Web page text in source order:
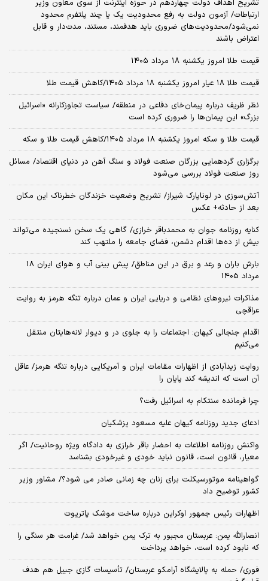
تشریح اهداف دولت چهاردهم در حوزه اینترنت از سوی معاون وزیر
ارتباطات/ آزمون دولت به رفع محدودیت یک یا چند پلتفرم محدود
نمی‌‎شود/محدودیت‌های ضروری باید هدفمند، مستند، مدت‌دار و قابل
اعتراض باشند
قیمت طلا امروز یکشنبه ۱۸ مرداد ۱۴۰۵
قیمت طلا ۱۸ عیار امروز یکشنبه ۱۸ مرداد ۱۴۰۵/کاهش قیمت طلا
نظر ظریف درباره پیمان‌خای دفاعی در منطقه/ سیاست تجاوزکارانه «اسرائیل
بزرگ» این پیمان‌ها را ضروری کرده است
قیمت طلا و سکه امروز یکشنبه ۱۸ مرداد ۱۴۰۵/کاهش قیمت طلا و سکه
برگزاری گردهمایی بزرگان صنعت فولاد و سنگ آهن در دنیای اقتصاد/ مسائل
روز صنعت فولاد بررسی می‌شود
آتش‌سوزی در لوناپارک شیراز/ تشریح وضعیت خزندگان خطرناک این مکان
بعد از حادثه+ عکس
کنایه روزنامه جوان به محمدباقر خرازی/ گاهی یک سخن نسنجیده می‌تواند
بیش از ده‌ها اقدام دشمن، فضای جامعه را ملتهب کند
بارش باران و رعد و برق در این مناطق/ پیش بینی آب و هوای ایران 18
مرداد 1405
مذاکرات نیروهای نظامی و دریایی ایران و عمان درباره تنگه هرمز به روایت
عراقچی
اقدام جنجالی کیهان: اجتماعات را به جلوی در و دیوار لانه‌هایتان منتقل
می‌کنیم
روایت زیدآبادی از اظهارات مقامات ایران و آمریکایی درباره تنگه هرمز/ عاقل
آن است که اندیشه کند پایان را
چرا فرمانده سنتکام به اسرائیل رفت؟
ادعای جدید روزنامه کیهان علیه مسعود پزشکیان
واکنش روزنامه اطلاعات به احضار باقر خرازی به دادگاه ویژه روحانیت/ اگر
معیار، قانون است، قانون نباید خودی و غیرخودی بشناسد
گواهینامه موتورسیکلت برای زنان چه زمانی صادر می شود؟/ مشاور وزیر
کشور توضیح داد
اظهارات رئیس جمهور اوکراین درباره ساخت موشک پاتریوت
انصارالله یمن: عربستان مجبور به ترک یمن خواهد شد/ غرامت هر سنگی را
که نابود کرده است، خواهد پرداخت
فوری/ حمله به پالایشگاه آرامکو عربستان/ تأسیسات گازی جبیل هم هدف